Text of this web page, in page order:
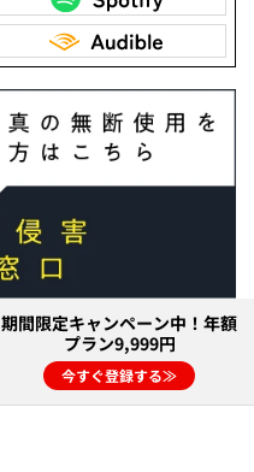
期間限定キャンペーン中！年額
プラン9,999円
今すぐ登録する≫